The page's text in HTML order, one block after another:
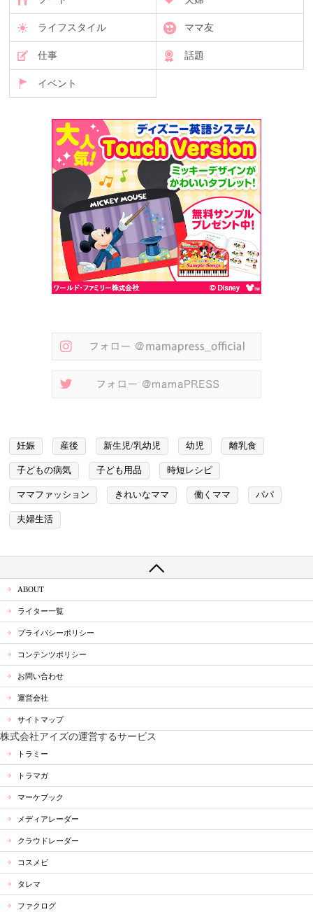
ライフスタイル ママ友
仕事 話題
イベント
妊娠 産後 新生児/乳幼児 幼児 離乳食
子どもの病気 子ども用品 時短レシピ
ママファッション きれいなママ 働くママ パパ
夫婦生活
ABOUT
ライター一覧
プライバシーポリシー
コンテンツポリシー
お問い合わせ
運営会社
サイトマップ
株式会社アイズの運営するサービス
トラミー
トラマガ
マーケブック
メディアレーダー
クラウドレーダー
コスメビ
タレマ
ファクログ